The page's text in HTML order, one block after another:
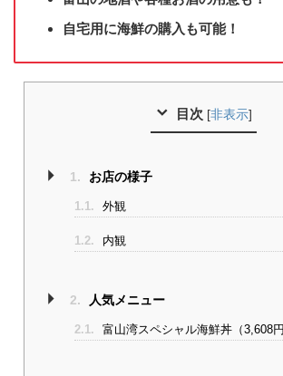
自宅用に海鮮の購入も可能！
目次 [非表示]
1. お店の様子
1.1. 外観
1.2. 内観
2. 人気メニュー
2.1. 富山湾スペシャル海鮮丼（3,608円